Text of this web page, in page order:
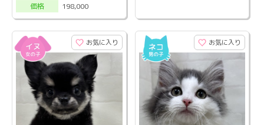
価格
198,000
お気に入り お気に入り